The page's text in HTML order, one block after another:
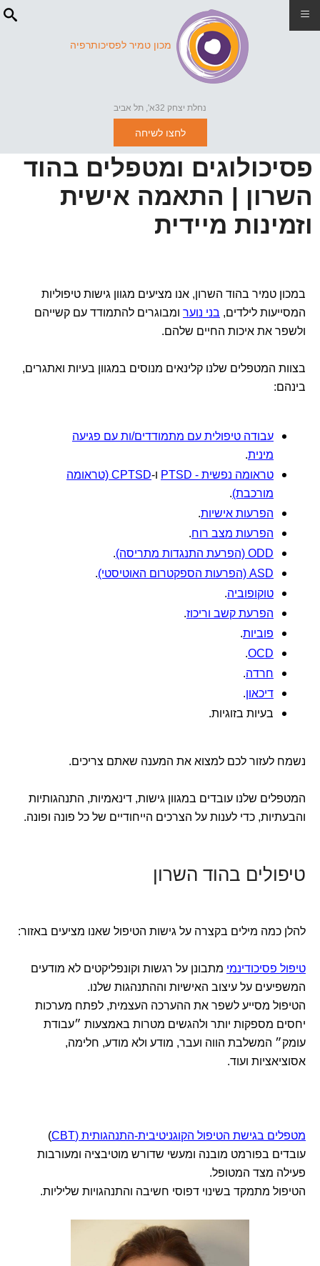
מכון טמיר לפסיכותרפיה
נחלת יצחק 32א', תל אביב
לחצו לשיחה
פסיכולוגים ומטפלים בהוד
השרון | התאמה אישית
וזמינות מיידית
במכון טמיר בהוד השרון, אנו מציעים מגוון גישות טיפוליות
המסייעות לילדים, בני נוער ומבוגרים להתמודד עם קשייהם
ולשפר את איכות החיים שלהם.
בצוות המטפלים שלנו קלינאים מנוסים במגוון בעיות ואתגרים,
בינהם:
עבודה טיפולית עם מתמודדים/ות עם פגיעה
מינית.
טראומה נפשית - PTSD
ו-
CPTSD (טראומה
מורכבת).
הפרעות אישיות.
הפרעות מצב רוח.
ODD (הפרעת התנגדות מתריסה)
.
ASD (הפרעות הספקטרום האוטיסטי)
.
טוקופוביה.
הפרעת קשב וריכוז.
פוביות.
OCD
.
חרדה.
דיכאון.
בעיות בזוגיות.
נשמח לעזור לכם למצוא את המענה שאתם צריכים.
המטפלים שלנו עובדים במגוון גישות, דינאמיות, התנהגותיות
והבעתיות, כדי לענות על הצרכים הייחודיים של כל פונה ופונה.
טיפולים בהוד השרון
להלן כמה מילים בקצרה על גישות הטיפול שאנו מציעים באזור:
טיפול פסיכודינמי מתבונן על רגשות וקונפליקטים לא מודעים
המשפיעים על עיצוב האישיות וההתנהגות שלנו.
הטיפול מסייע לשפר את ההערכה העצמית, לפתח מערכות
יחסים מספקות יותר ולהגשים מטרות באמצעות ״עבודת
עומק״ המשלבת הווה ועבר, מודע ולא מודע, חלימה,
אסוציאציות ועוד.
מטפלים בגישת הטיפול הקוגניטיבית-התנהגותית (CBT
)
עובדים בפורמט מובנה ומעשי שדורש מוטיבציה ומעורבות
פעילה מצד המטופל.
הטיפול מתמקד בשינוי דפוסי חשיבה והתנהגויות שליליות.
≡